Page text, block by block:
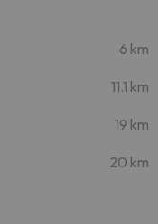
6 km
11.1 km
19 km
20 km